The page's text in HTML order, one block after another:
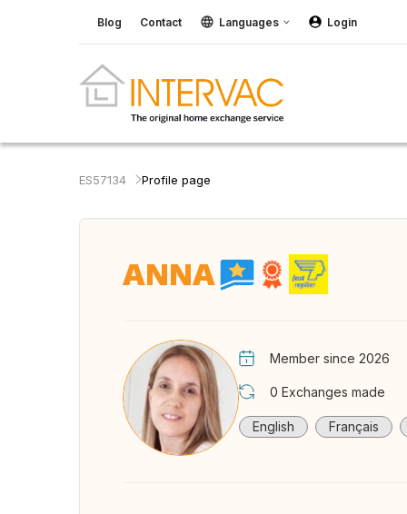
Blog Contact Languages Login
ES57134 Profile page
ANNA
Member since 2026
0 Exchanges made
English Français